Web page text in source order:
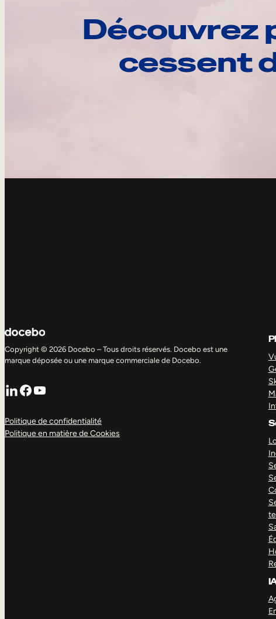
Découvrez
cessent
Copyright © 2026 Docebo – Tous droits réservés. Docebo est une
marque déposée ou une marque commerciale de Docebo.
LinkedIn
Facebook
YouTube
Politique de confidentialité
Politique en matière de Cookies